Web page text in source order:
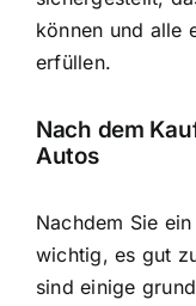
können und alle
erfüllen.
Nach dem
Autos
Nachdem Sie
wichtig, es gut
sind einige